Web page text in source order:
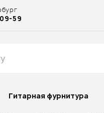
59
Гитарная фурнитура